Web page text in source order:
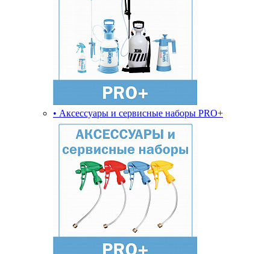
• Аксессуары и сервисные наборы PRO+